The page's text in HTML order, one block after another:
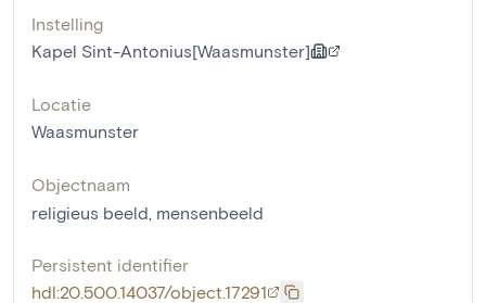
Instelling
Kapel Sint-Antonius[Waasmunster]
Locatie
Waasmunster
Objectnaam
religieus beeld, mensenbeeld
Persistent identifier
hdl:20.500.14037/object.17291